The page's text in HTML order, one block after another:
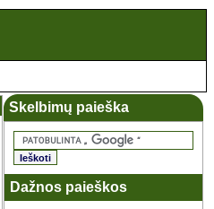
Skelbimų paieška
Dažnos paieškos